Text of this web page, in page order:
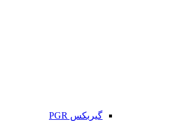
گیربکس PGR